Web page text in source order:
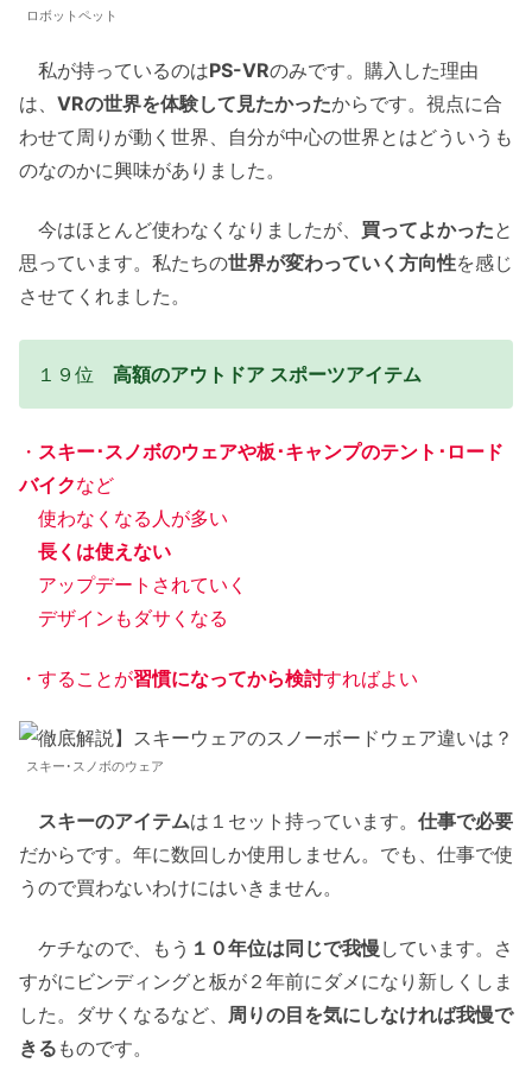
ロボットペット
私が持っているのはPS-VRのみです。購入した理由
は、 VRの世界を体験して見たかったからです。視点に合
わせて周りが動く世界、自分が中心の世界とはどういうも
のなのかに興味がありました。
今はほとんど使わなくなりましたが、 買ってよかったと
思っています。私たちの世界が変わっていく方向性を感じ
させてくれました。
１９位 高額のアウトドア スポーツアイテム
・ スキー･スノボのウェアや板･キャンプのテント･ロード
バイクなど
使わなくなる人が多い
長くは使えない
アップデートされていく
デザインもダサくなる
・することが習慣になってから検討すればよい
スキー･スノボのウェア
スキーのアイテムは１セット持っています。 仕事で必要
だからです。年に数回しか使用しません。でも、仕事で使
うので買わないわけにはいきません。
ケチなので、もう １０年位は同じで我慢 しています。さ
すがにビンディングと板が２年前にダメになり新しくしま
した。ダサくなるなど、 周りの目を気にしなければ我慢で
きる ものです。